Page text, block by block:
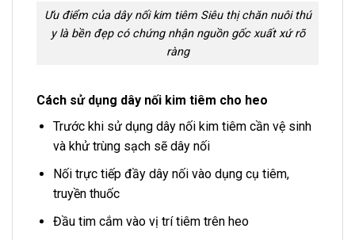
Ưu điểm của dây nối kim tiêm Siêu thị chăn nuôi thú
y là bền đẹp có chứng nhận nguồn gốc xuất xứ rõ
ràng
Cách sử dụng dây nối kim tiêm cho heo
Trước khi sử dụng dây nối kim tiêm cần vệ sinh
và khử trùng sạch sẽ dây nối
Nối trực tiếp đầy dây nối vào dụng cụ tiêm,
truyền thuốc
Đầu tim cắm vào vị trí tiêm trên heo